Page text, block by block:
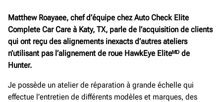
Matthew Roayaee, chef d’équipe chez Auto Check Elite
Complete Car Care à Katy, TX, parle de l’acquisition de clients
qui ont reçu des alignements inexacts d’autres ateliers
n’utilisant pas l’alignement de roue HawkEye Eliteᴹᴰ de
Hunter.
Je possède un atelier de réparation à grande échelle qui
effectue l’entretien de différents modèles et marques, des